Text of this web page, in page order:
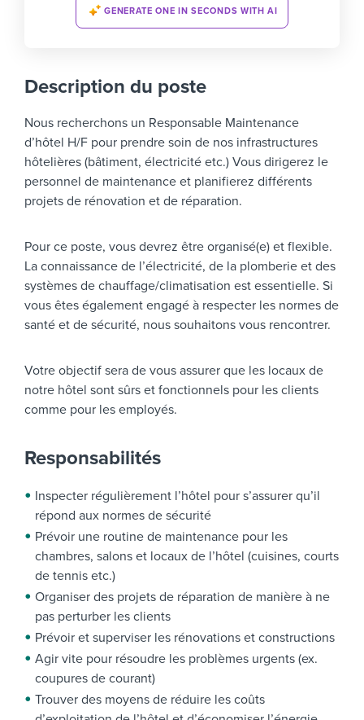
GENERATE ONE IN SECONDS WITH AI
Description du poste
Nous recherchons un Responsable Maintenance
d’hôtel H/F pour prendre soin de nos infrastructures
hôtelières (bâtiment, électricité etc.) Vous dirigerez le
personnel de maintenance et planifierez différents
projets de rénovation et de réparation.
Pour ce poste, vous devrez être organisé(e) et flexible.
La connaissance de l’électricité, de la plomberie et des
systèmes de chauffage/climatisation est essentielle. Si
vous êtes également engagé à respecter les normes de
santé et de sécurité, nous souhaitons vous rencontrer.
Votre objectif sera de vous assurer que les locaux de
notre hôtel sont sûrs et fonctionnels pour les clients
comme pour les employés.
Responsabilités
Inspecter régulièrement l’hôtel pour s’assurer qu’il
répond aux normes de sécurité
Prévoir une routine de maintenance pour les
chambres, salons et locaux de l’hôtel (cuisines, courts
de tennis etc.)
Organiser des projets de réparation de manière à ne
pas perturber les clients
Prévoir et superviser les rénovations et constructions
Agir vite pour résoudre les problèmes urgents (ex.
coupures de courant)
Trouver des moyens de réduire les coûts